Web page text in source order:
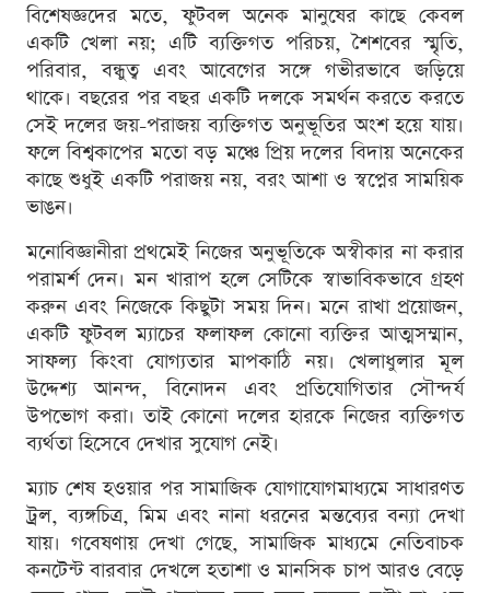
বিশেষজ্ঞদের মতে, ফুটবল অনেক মানুষের কাছে কেবল
একটি খেলা নয়; এটি ব্যক্তিগত পরিচয়, শৈশবের স্মৃতি,
পরিবার, বন্ধুত্ব এবং আবেগের সঙ্গে গভীরভাবে জড়িয়ে
থাকে। বছরের পর বছর একটি দলকে সমর্থন করতে করতে
সেই দলের জয়-পরাজয় ব্যক্তিগত অনুভূতির অংশ হয়ে যায়।
ফলে বিশ্বকাপের মতো বড় মঞ্চে প্রিয় দলের বিদায় অনেকের
কাছে শুধুই একটি পরাজয় নয়, বরং আশা ও স্বপ্নের সাময়িক
ভাঙন।
মনোবিজ্ঞানীরা প্রথমেই নিজের অনুভূতিকে অস্বীকার না করার
পরামর্শ দেন। মন খারাপ হলে সেটিকে স্বাভাবিকভাবে গ্রহণ
করুন এবং নিজেকে কিছুটা সময় দিন। মনে রাখা প্রয়োজন,
একটি ফুটবল ম্যাচের ফলাফল কোনো ব্যক্তির আত্মসম্মান,
সাফল্য কিংবা যোগ্যতার মাপকাঠি নয়। খেলাধুলার মূল
উদ্দেশ্য আনন্দ, বিনোদন এবং প্রতিযোগিতার সৌন্দর্য
উপভোগ করা। তাই কোনো দলের হারকে নিজের ব্যক্তিগত
ব্যর্থতা হিসেবে দেখার সুযোগ নেই।
ম্যাচ শেষ হওয়ার পর সামাজিক যোগাযোগমাধ্যমে সাধারণত
ট্রল, ব্যঙ্গচিত্র, মিম এবং নানা ধরনের মন্তব্যের বন্যা দেখা
যায়। গবেষণায় দেখা গেছে, সামাজিক মাধ্যমে নেতিবাচক
কনটেন্ট বারবার দেখলে হতাশা ও মানসিক চাপ আরও বেড়ে